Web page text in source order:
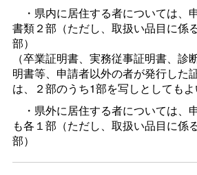
・県内に居住する者については、
書類２部（ただし、取扱い品目に係
部）
（卒業証明書、実務従事証明書、診
明書等、申請者以外の者が発行した
は、２部のうち1部を写しとしてもよ
・県外に居住する者については、
も各１部（ただし、取扱い品目に係
部）